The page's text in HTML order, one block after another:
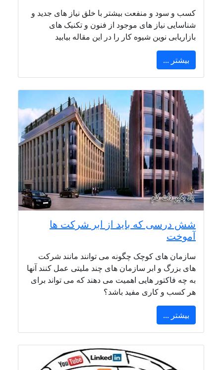
کسب و سود و منفعت بیشتر با خلق نیاز های جدید و
شناسایی نیاز های موجود از فنون و تکنیک های
بازاریابی نوین شیوه کار را در این مقاله بیابید
بیشتر ...
شش درسی که باید از ابر شرکت ها
آموخت
سازمان های کوچک چگونه می توانند مانند شرکت
های بزرگ و ابر سازمان های چند ملیتی عمل کنند آنها
به چه فاکتور هایی اهمیت می دهند که می تواند برای
هر کسب و کاری مفید باشد؟
بیشتر ...